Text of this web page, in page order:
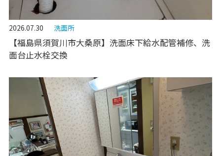
2026.07.30 洗面所
【福島県須賀川市大桑原】洗面床下給水配管補修、洗
面台止水栓交換